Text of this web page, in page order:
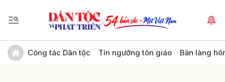
Công tác Dân tộc Tín ngưỡng tôn giáo Bản làng
Gửi bình luận